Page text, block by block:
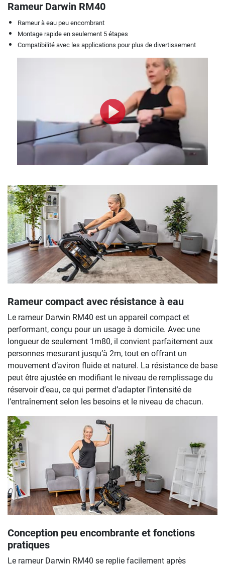
Rameur Darwin RM40
Rameur à eau peu encombrant
Montage rapide en seulement 5 étapes
Compatibilité avec les applications pour plus de divertissement
Rameur compact avec résistance à eau
Le rameur Darwin RM40 est un appareil compact et
performant, conçu pour un usage à domicile. Avec une
longueur de seulement 1m80, il convient parfaitement aux
personnes mesurant jusqu’à 2m, tout en offrant un
mouvement d’aviron fluide et naturel. La résistance de base
peut être ajustée en modifiant le niveau de remplissage du
réservoir d’eau, ce qui permet d’adapter l’intensité de
l’entraînement selon les besoins et le niveau de chacun.
Conception peu encombrante et fonctions
pratiques
Le rameur Darwin RM40 se replie facilement après